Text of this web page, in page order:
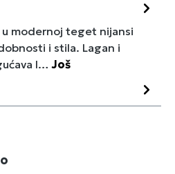
modernoj teget nijansi
i stila. Lagan i
l…Još